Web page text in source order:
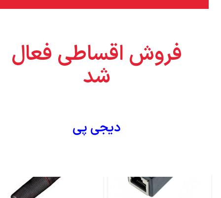
فروش اقساطی فعال
شد
دیجی پی
-9%
کابل2متری HDMI 2K
275,000